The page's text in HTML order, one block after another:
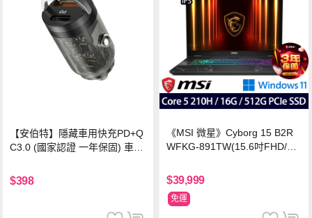
【安伯特】隱藏車用快充PD+Q
C3.0 (國家認證 一年保固) 車充
$398
《MSI 微星》Cyborg 15 B2R
WFKG-891TW(15.6吋FHD/Co
X5060/Win11)
$39,999
免運